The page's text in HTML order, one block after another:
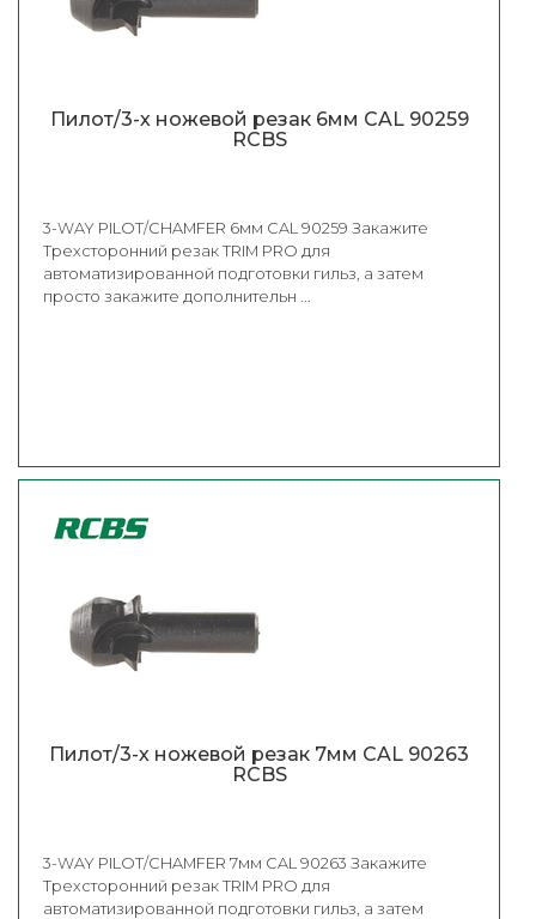
Пилот/3-х ножевой резак 6мм CAL 90259
RCBS
3-WAY PILOT/CHAMFER 6мм CAL 90259 Закажите
Трехсторонний резак TRIM PRO для
автоматизированной подготовки гильз, а затем
просто закажите дополнительн ...
Пилот/3-х ножевой резак 7мм CAL 90263
RCBS
3-WAY PILOT/CHAMFER 7мм CAL 90263 Закажите
Трехсторонний резак TRIM PRO для
автоматизированной подготовки гильз, а затем